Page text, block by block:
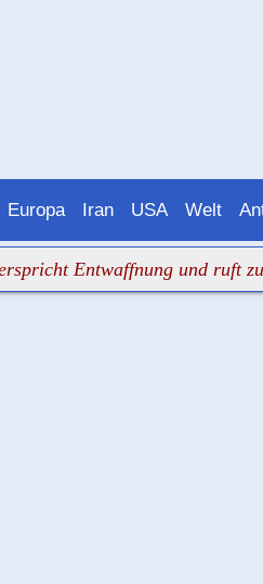
Europa Iran USA Welt
Entwaffnung und ruft zugleich